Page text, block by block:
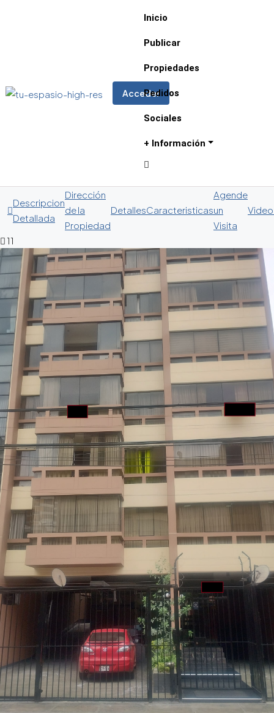
Acceder
Inicio
Publicar
Propiedades
Pedidos
Sociales
+ Información
Descripcion
Detallada
Dirección
de la
Propiedad
DetallesCaracteristicas
Agende
un
Visita
Video
11